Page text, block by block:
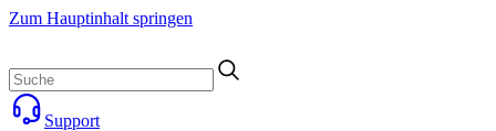
Zum Hauptinhalt springen
Support